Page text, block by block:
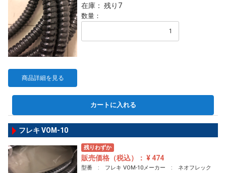
商品詳細を見る
在庫： 残り7
数量：
カートに入れる
フレキ VOM-10
残りわずか
販売価格（税込）： ¥ 474
型番 : フレキ VOM-10メーカー : ネオフレック